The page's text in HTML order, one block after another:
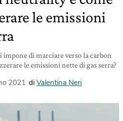
le emissioni
impone di marciare verso la carbon
le emissioni nette di gas serra?
2021 di Valentina Neri